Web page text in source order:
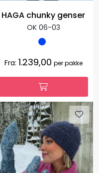
HAGA chunky genser
OK 06-03
Fra: 1.239,00 per pakke